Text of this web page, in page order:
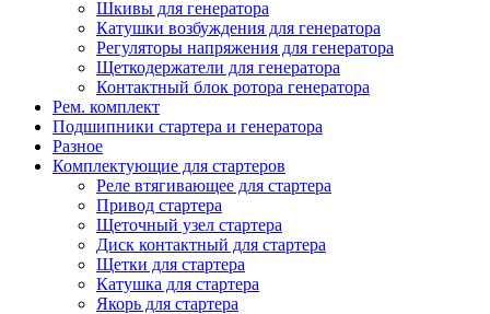
Шкивы для генератора
Катушки возбуждения для генератора
Регуляторы напряжения для генератора
Щеткодержатели для генератора
Контактный блок ротора генератора
Рем. комплект
Подшипники стартера и генератора
Разное
Комплектующие для стартеров
Реле втягивающее для стартера
Привод стартера
Щеточный узел стартера
Диск контактный для стартера
Щетки для стартера
Катушка для стартера
Якорь для стартера